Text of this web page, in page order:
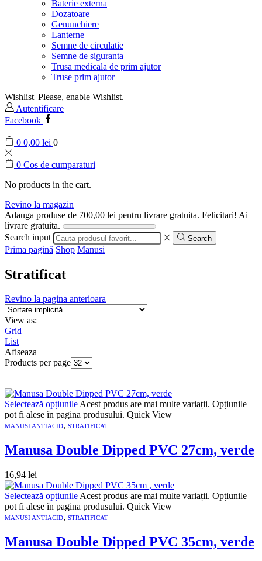
Baterie externa
Dozatoare
Genunchiere
Lanterne
Semne de circulatie
Semne de siguranta
Trusa medicala de prim ajutor
Truse prim ajutor
Wishlist Please, enable Wishlist.
Autentificare
Facebook
0 0,00 lei 0
0 Cos de cumparaturi
No products in the cart.
Revino la magazin
Adauga produse de 700,00 lei pentru livrare gratuita. Felicitari! Ai
livrare gratuita.
Search input
Search
Prima pagină Shop Manusi
Stratificat
Revino la pagina anterioara
View as:
Grid
List
Afiseaza
Products per page
Selectează opțiunileAcest produs are mai multe variații. Opțiunile
pot fi alese în pagina produsului. Quick View
MANUSI ANTIACID, STRATIFICAT
Manusa Double Dipped PVC 27cm, verde
16,94 lei
Selectează opțiunile Acest produs are mai multe variații. Opțiunile
pot fi alese în pagina produsului. Quick View
MANUSI ANTIACID, STRATIFICAT
Manusa Double Dipped PVC 35cm, verde